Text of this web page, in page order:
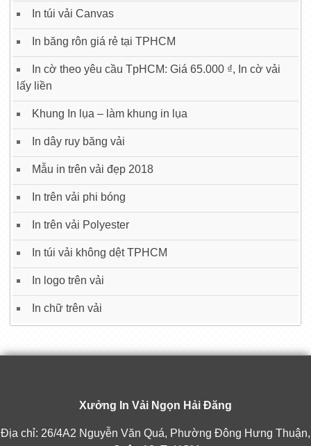
In túi vải Canvas
In băng rôn giá rẻ tại TPHCM
In cờ theo yêu cầu TpHCM: Giá 65.000 ₫, In cờ vải
lấy liền
Khung In lụa – làm khung in lụa
In dây ruy băng vải
Mẫu in trên vải đẹp 2018
In trên vải phi bóng
In trên vải Polyester
In túi vải không dệt TPHCM
In logo trên vải
In chữ trên vải
Xưởng In Vải Ngọn Hải Đăng
Địa chỉ: 26/4A2 Nguyễn Văn Quá, Phường Đông Hưng Thuận,